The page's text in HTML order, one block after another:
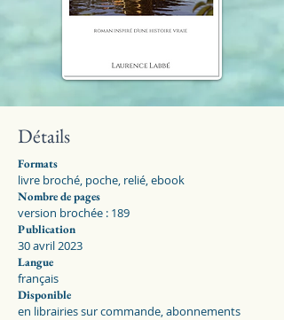
Détails
Formats
livre broché, poche, relié, ebook
Nombre de pages
version brochée : 189
Publication
30 avril 2023
Langue
français
Disponible
en librairies sur commande, abonnements